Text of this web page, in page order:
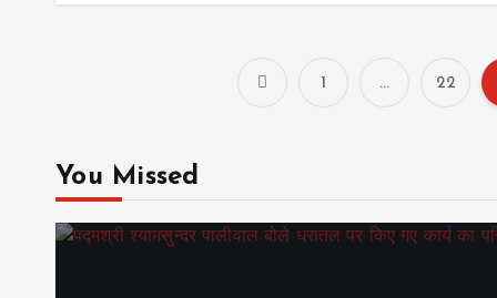
1 … 22
You Missed